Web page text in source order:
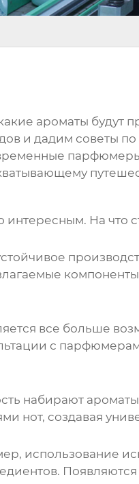
ароматы будут
и дадим советы
На что
все больше
с
набирают
нот, создавая
использование